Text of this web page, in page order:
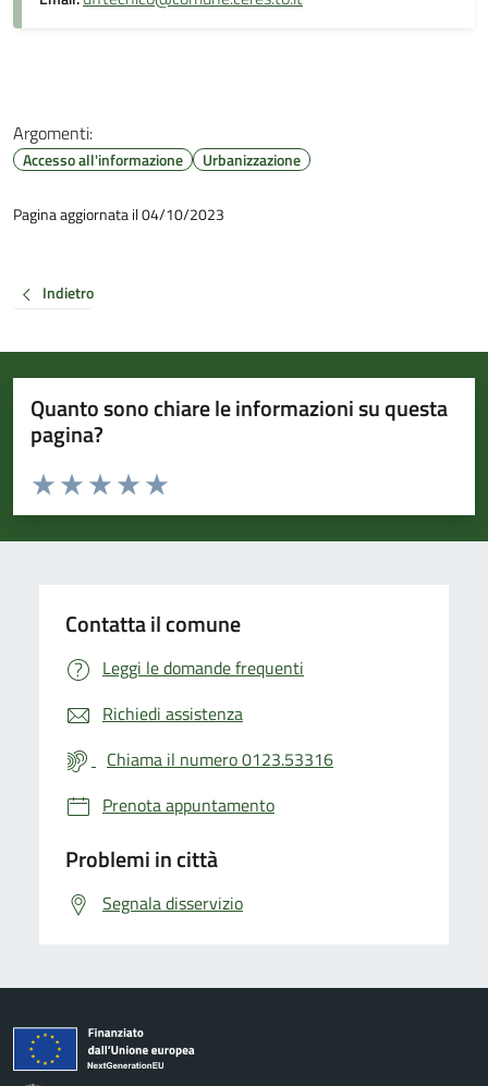
Argomenti:
Accesso all'informazione Urbanizzazione
Pagina aggiornata il 04/10/2023
Indietro
Quanto sono chiare le informazioni su questa
pagina?
Valuta da 1 a 5 stelle la pagina
Valuta 5 stelle su 5
Valuta 4 stelle su 5
Valuta 3 stelle su 5
Valuta 2 stelle su 5
Valuta 1 stelle su 5
Contatta il comune
Leggi le domande frequenti
Richiedi assistenza
Chiama il numero 0123.53316
Prenota appuntamento
Problemi in città
Segnala disservizio